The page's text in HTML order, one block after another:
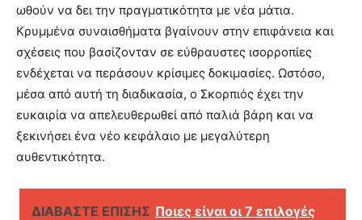
ωθούν να δει την πραγματικότητα με νέα μάτια.
Κρυμμένα συναισθήματα βγαίνουν στην επιφάνεια και
σχέσεις που βασίζονταν σε εύθραυστες ισορροπίες
ενδέχεται να περάσουν κρίσιμες δοκιμασίες. Ωστόσο,
μέσα από αυτή τη διαδικασία, ο Σκορπιός έχει την
ευκαιρία να απελευθερωθεί από παλιά βάρη και να
ξεκινήσει ένα νέο κεφάλαιο με μεγαλύτερη
αυθεντικότητα.
ΔΙΑΒΑΣΤΕ ΕΠΙΣΗΣ Ποιες είναι οι 7 επιλογές